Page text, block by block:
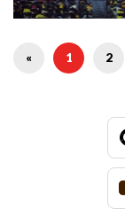
« 1 2